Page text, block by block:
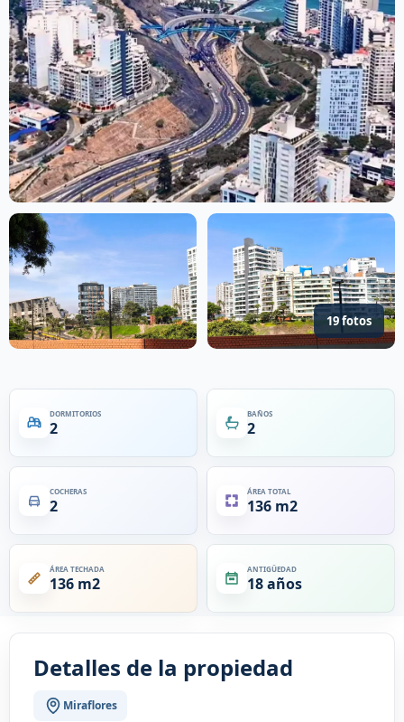
19 fotos
DORMITORIOS
2
BAÑOS
2
COCHERAS
2
ÁREA TOTAL
136 m2
ÁREA TECHADA
136 m2
ANTIGÜEDAD
18 años
Detalles de la propiedad
Miraflores